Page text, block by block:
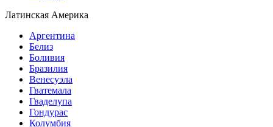
Латинская Америка
Аргентина
Белиз
Боливия
Бразилия
Венесуэла
Гватемала
Гваделупа
Гондурас
Колумбия